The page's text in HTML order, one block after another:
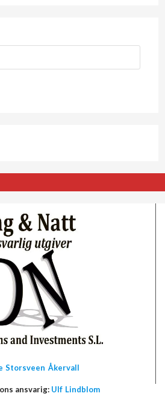
Storsveen Åkervall
ansvarig: Ulf Lindblom